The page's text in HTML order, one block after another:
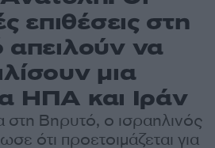
επιθέσεις στη
απειλούν να
μια
ΗΠΑ και Ιράν
στη Βηρυτό, ο ισραηλινός
ότι προετοιμάζεται για